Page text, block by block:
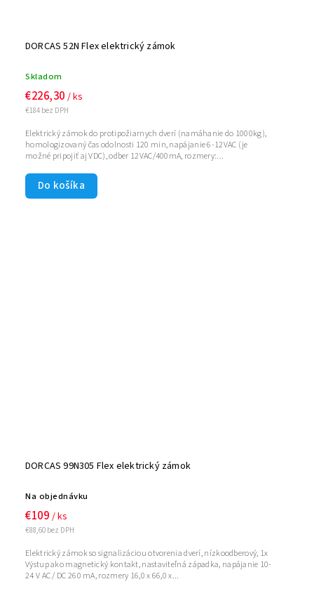
DORCAS 52N Flex elektrický zámok
Skladom
€184 bez DPH
€226,30 / ks
Do košíka
Elektrický zámok do protipožiarnych dverí (namáhanie do 1000kg),
homologizovaný čas odolnosti 120 min, napájanie 6-12VAC (je
možné pripojiť aj VDC), odber 12VAC/400mA, rozmery:...
DORCAS 99N305 Flex elektrický zámok
Na objednávku
€88,60 bez DPH
€109 / ks
Elektrický zámok so signalizáciou otvorenia dverí, nízkoodberový, 1x
Výstup ako magnetický kontakt, nastaviteľná západka, napájanie 10-
24 V AC / DC 260 mA, rozmery 16,0 x 66,0 x...